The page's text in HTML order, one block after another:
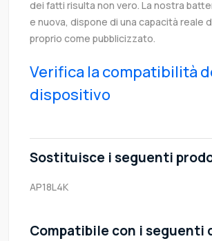
dei fatti risulta non vero. La nostra
e nuova, dispone di una capacità reale
proprio come pubblicizzato.
Verifica la compatibilità
dispositivo
Sostituisce i seguenti
AP18L4K
Compatibile con i seguenti